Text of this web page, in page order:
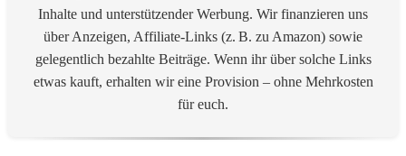
Inhalte und unterstützender Werbung. Wir finanzieren uns
über Anzeigen, Affiliate-Links (z. B. zu Amazon) sowie
gelegentlich bezahlte Beiträge. Wenn ihr über solche Links
etwas kauft, erhalten wir eine Provision – ohne Mehrkosten
für euch.